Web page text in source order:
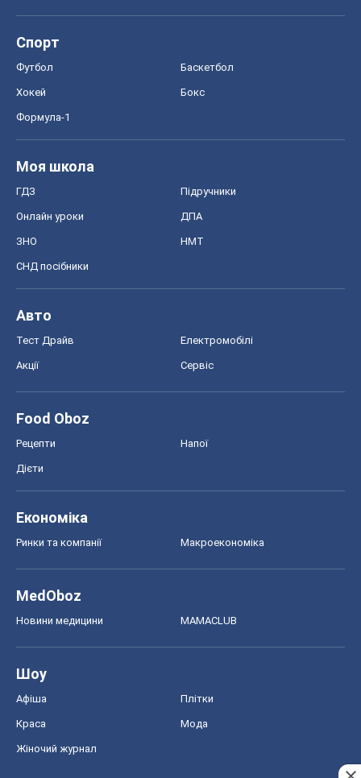
Спорт
Футбол Баскетбол
Хокей Бокс
Формула-1
Моя школа
ГДЗ Підручники
Онлайн уроки ДПА
ЗНО НМТ
СНД посібники
Авто
Тест Драйв Електромобілі
Акції Сервіс
Food Oboz
Рецепти Напої
Дієти
Економіка
Ринки та компанії Макроекономіка
MedOboz
Новини медицини MAMACLUB
Шоу
Афіша Плітки
Краса Мода
Жіночий журнал